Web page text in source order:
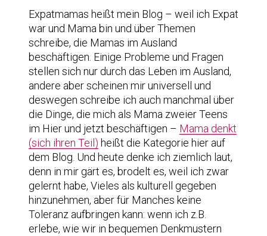
Expatmamas heißt mein Blog – weil ich Expat
war und Mama bin und über Themen
schreibe, die Mamas im Ausland
beschäftigen. Einige Probleme und Fragen
stellen sich nur durch das Leben im Ausland,
andere aber scheinen mir universell und
deswegen schreibe ich auch manchmal über
die Dinge, die mich als Mama zweier Teens
im Hier und jetzt beschäftigen – Mama denkt
(sich ihren Teil) heißt die Kategorie hier auf
dem Blog. Und heute denke ich ziemlich laut,
denn in mir gärt es, brodelt es, weil ich zwar
gelernt habe, Vieles als kulturell gegeben
hinzunehmen, aber für Manches keine
Toleranz aufbringen kann: wenn ich z.B.
erlebe, wie wir in bequemen Denkmustern